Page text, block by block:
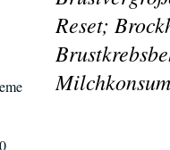
Reset;